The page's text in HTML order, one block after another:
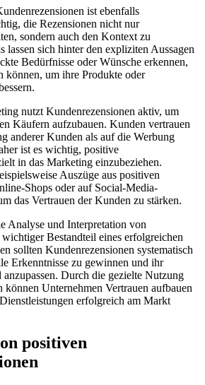
ist ebenfalls
die Rezensionen nicht nur
sondern auch den Kontext zu
lassen sich hinter den expliziten Aussagen
Bedürfnisse oder Wünsche erkennen,
können, um ihre Produkte oder
nutzt Kundenrezensionen aktiv, um
Käufern aufzubauen. Kunden vertrauen
anderer Kunden als auf die Werbung
ist es wichtig, positive
in das Marketing einzubeziehen.
Auszüge aus positiven
Shops oder auf Social-Media-
das Vertrauen der Kunden zu stärken.
Analyse und Interpretation von
Bestandteil eines erfolgreichen
sollten Kundenrezensionen systematisch
Erkenntnisse zu gewinnen und ihr
Durch die gezielte Nutzung
Unternehmen Vertrauen aufbauen
erfolgreich am Markt
positiven